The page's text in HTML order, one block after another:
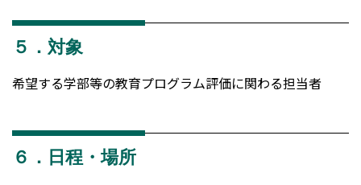
５．対象
希望する学部等の教育プログラム評価に関わる担当者
６．日程・場所